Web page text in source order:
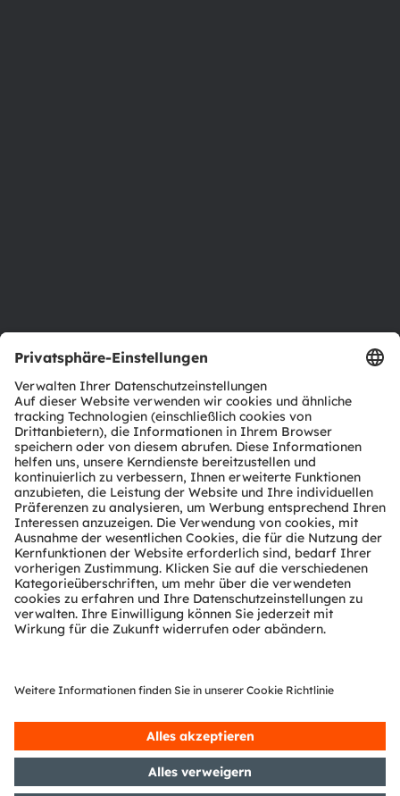
Produkt Selektor
Download Center
Tools
Kundenanfragen
Technischer Support
Partner Netzwerk
Whistleblowing
© 2026 ams-OSRAM AG. All rights reserved.
Datenschutzerklärung Nutzungsbedingungen
Terms of Trade
ImpressumCookie PolicyAI Policy